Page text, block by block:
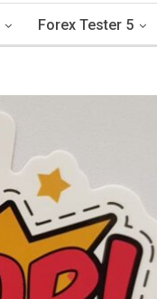
Forex Tester 5